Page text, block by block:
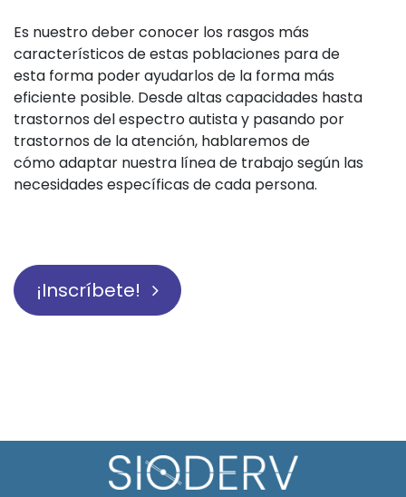
Es nuestro deber conocer los rasgos más
característicos de estas poblaciones para de
esta forma poder ayudarlos de la forma más
eficiente posible. Desde altas capacidades hasta
trastornos del espectro autista y pasando por
trastornos de la atención, hablaremos de
cómo adaptar nuestra línea de trabajo según las
necesidades específicas de cada persona.
¡Inscríbete!